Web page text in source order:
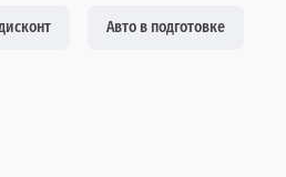
Авто в подготовке